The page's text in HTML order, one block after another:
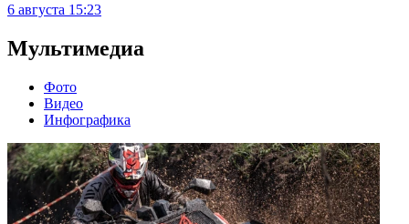
6 августа 15:23
Мультимедиа
Фото
Видео
Инфографика